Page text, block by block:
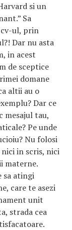
si un
Sa
cv-ul, prin
Dar nu asta
in acest
de sceptice
domane
altii au o
Dar ce
mesajul tau,
Pe unde
Nu folosi
in scris, nici
materne.
sa atingi
care te asezi
unit
strada cea